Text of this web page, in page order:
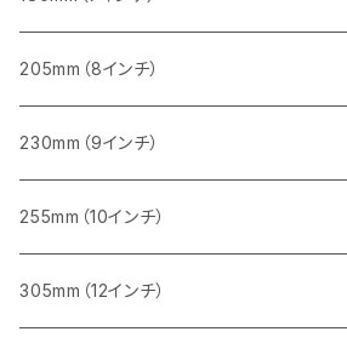
一般道路カッター用
455ｍｍ（18インチ）
一般道路カッター用
ブロック切断用
レンガ切断用
インターロッキング切断用
鋳鉄管切断用
コンクリート切断用
ブロック切断用
レンガ切断用
インターロッキング切断用
コンクリート切断用
ブロック切断用
レンガ切断用
インターロッキング切断用
みかげ石（御影石）切断用
コンクリート切断用
ブロック切断用
レンガ切断用
205mm（8インチ）
みかげ石（御影石）切断用
コンクリート切断用
ブロック切断用
230mm（9インチ）
みかげ石（御影石）切断用
コンクリート切断用
255mm（10インチ）
コンクリート切断用
305mm（12インチ）